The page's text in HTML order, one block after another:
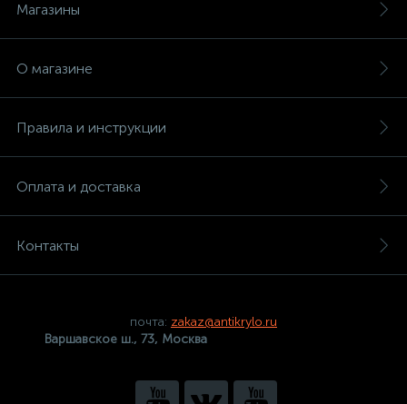
Магазины
О магазине
Правила и инструкции
Оплата и доставка
Контакты
почта: zakaz@antikrylo.ru
Варшавское ш., 73, Москва